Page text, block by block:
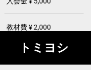
教材費 ¥ 2,000
トミヨシ